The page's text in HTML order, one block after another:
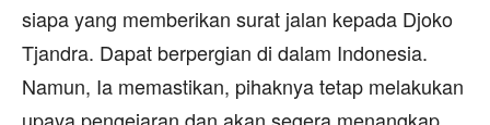
siapa yang memberikan surat jalan kepada Djoko
Tjandra. Dapat berpergian di dalam Indonesia.
Namun, Ia memastikan, pihaknya tetap melakukan